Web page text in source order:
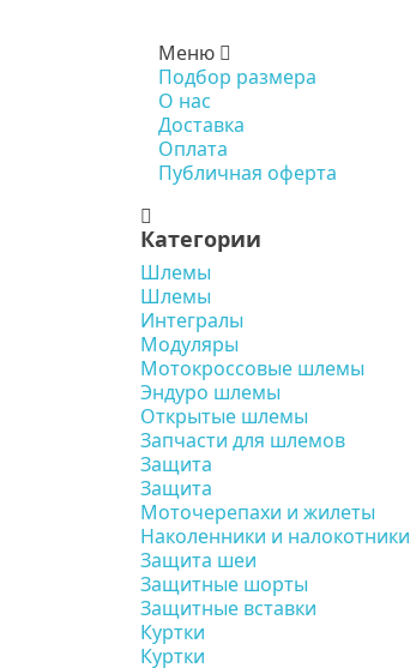
Меню
Подбор размера
О нас
Доставка
Оплата
Публичная оферта
Категории
Шлемы
Шлемы
Интегралы
Модуляры
Мотокроссовые шлемы
Эндуро шлемы
Открытые шлемы
Запчасти для шлемов
Защита
Защита
Моточерепахи и жилеты
Наколенники и налокотники
Защита шеи
Защитные шорты
Защитные вставки
Куртки
Куртки